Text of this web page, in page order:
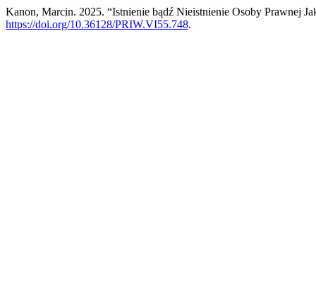
Kanon, Marcin. 2025. “Istnienie bądź Nieistnienie Osoby Prawnej
https://doi.org/10.36128/PRIW.VI55.748.